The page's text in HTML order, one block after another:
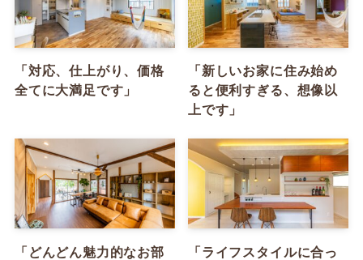
「対応、仕上がり、価格
全てに大満足です」
「新しいお家に住み始め
ると便利すぎる、想像以
上です」
「どんどん魅力的なお部
「ライフスタイルに合っ